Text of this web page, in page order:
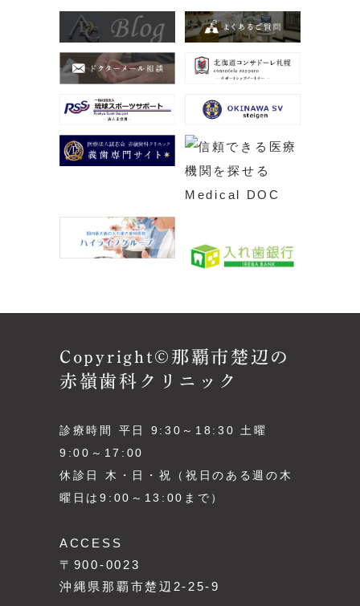
Copyright©那覇市楚辺の
赤嶺歯科クリニック
診療時間 平日 9:30～18:30 土曜
9:00～17:00
休診日 木・日・祝（祝日のある週の木
曜日は9:00～13:00まで）
ACCESS
〒900-0023
沖縄県那覇市楚辺2-25-9